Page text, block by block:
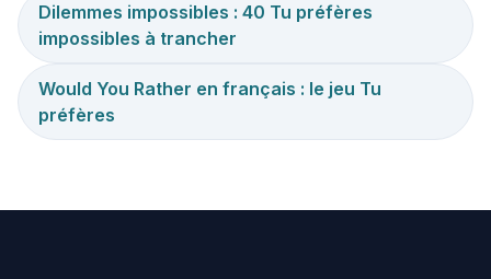
Dilemmes impossibles : 40 Tu préfères
impossibles à trancher
Would You Rather en français : le jeu Tu
préfères